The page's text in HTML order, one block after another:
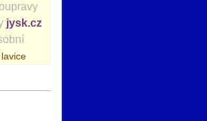
jysk.cz
lavice